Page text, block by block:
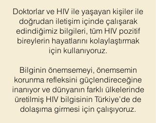
Doktorlar ve HIV ile yaşayan kişiler ile
doğrudan iletişim içinde çalışarak
edindiğimiz bilgileri, tüm HIV pozitif
bireylerin hayatlarını kolaylaştırmak
için kullanıyoruz.
Bilginin önemsemeyi, önemsemin
korunma refleksini güçlendireceğine
inanıyor ve dünyanın farklı ülkelerinde
üretilmiş HIV bilgisinin Türkiye’de de
dolaşıma girmesi için çalışıyoruz.